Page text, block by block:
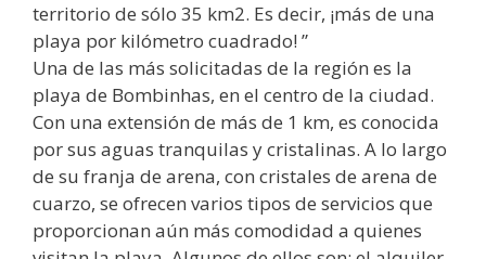
territorio de sólo 35 km2. Es decir, ¡más de una
playa por kilómetro cuadrado! ”
Una de las más solicitadas de la región es la
playa de Bombinhas, en el centro de la ciudad.
Con una extensión de más de 1 km, es conocida
por sus aguas tranquilas y cristalinas. A lo largo
de su franja de arena, con cristales de arena de
cuarzo, se ofrecen varios tipos de servicios que
proporcionan aún más comodidad a quienes